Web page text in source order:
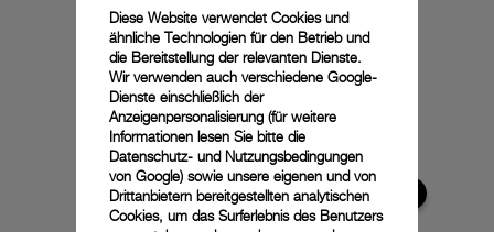
Diese Website verwendet Cookies und
ähnliche Technologien für den Betrieb und
die Bereitstellung der relevanten Dienste.
Wir verwenden auch verschiedene Google-
Dienste einschließlich der
Anzeigenpersonalisierung (für weitere
Informationen lesen Sie bitte die
Datenschutz- und Nutzungsbedingungen
von Google) sowie unsere eigenen und von
Drittanbietern bereitgestellten analytischen
Cookies, um das Surferlebnis des Benutzers